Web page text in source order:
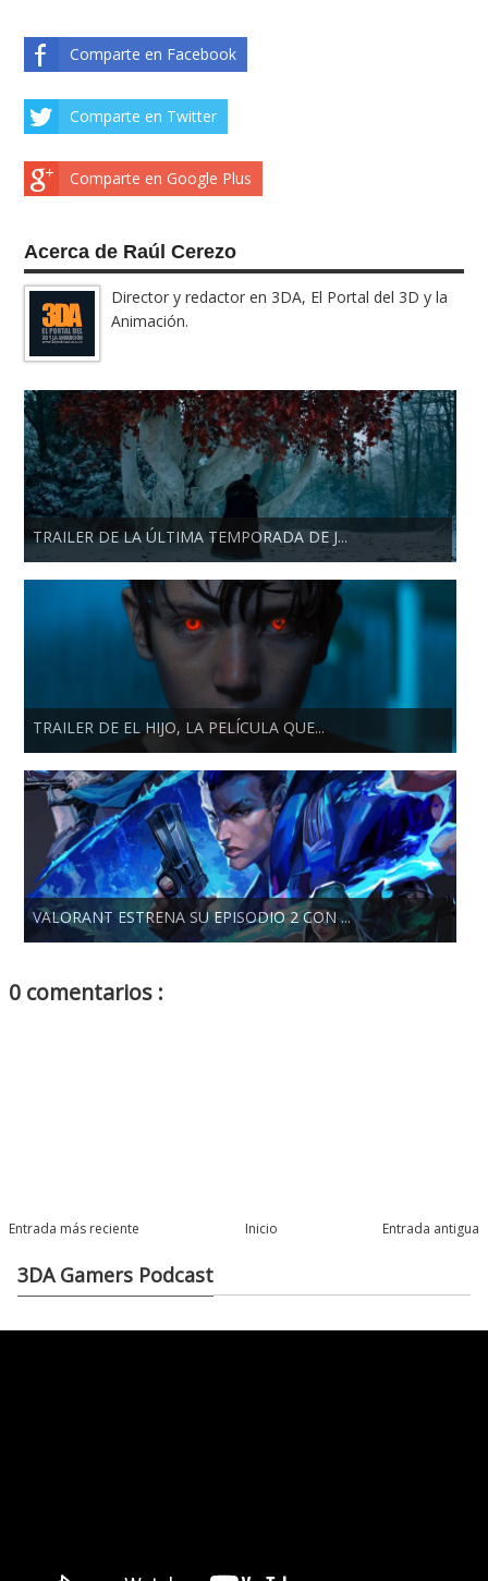
Comparte en Facebook
Comparte en Twitter
Comparte en Google Plus
Acerca de Raúl Cerezo
Director y redactor en 3DA, El Portal del 3D y la
Animación.
TRAILER DE LA ÚLTIMA TEMPORADA DE J...
TRAILER DE EL HIJO, LA PELÍCULA QUE...
VALORANT ESTRENA SU EPISODIO 2 CON ...
0 comentarios :
Entrada más reciente Entrada antigua
Inicio
3DA Gamers Podcast